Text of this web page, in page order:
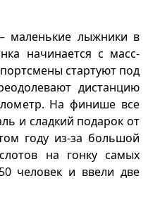
маленькие лыжники в
начинается с масс-
стартуют под
дистанцию
На финише все
и сладкий подарок от
году из-за большой
на гонку самых
человек и ввели две